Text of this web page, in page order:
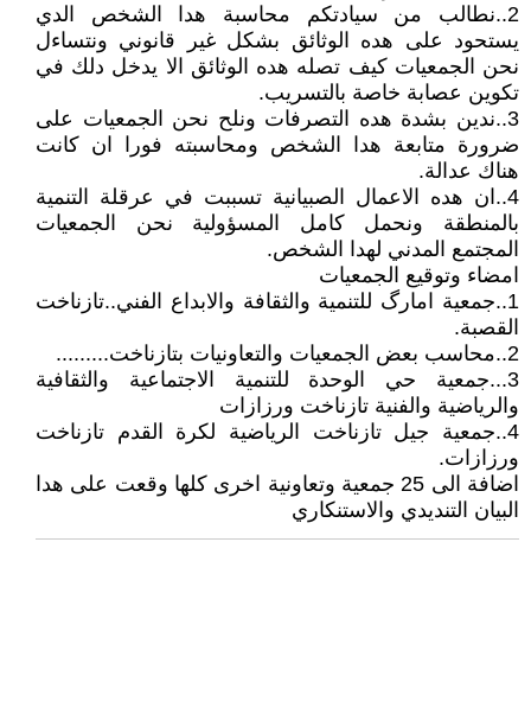
2..نطالب من سيادتكم محاسبة هدا الشخص الدي
يستحود على هده الوثائق بشكل غير قانوني ونتساءل
نحن الجمعيات كيف تصله هده الوثائق الا يدخل دلك في
تكوين عصابة خاصة بالتسريب.
3..ندين بشدة هده التصرفات ونلح نحن الجمعيات على
ضرورة متابعة هدا الشخص ومحاسبته فورا ان كانت
هناك عدالة.
4..ان هده الاعمال الصبيانية تسببت في عرقلة التنمية
بالمنطقة ونحمل كامل المسؤولية نحن الجمعيات
المجتمع المدني لهدا الشخص.
امضاء وتوقيع الجمعيات
1..جمعية امارگ للتنمية والثقافة والابداع الفني..تازناخت
القصبة.
2..محاسب بعض الجمعيات والتعاونيات بتازناخت.........
3...جمعية حي الوحدة للتنمية الاجتماعية والثقافية
والرياضية والفنية تازناخت ورزازات
4..جمعية جيل تازناخت الرياضية لكرة القدم تازناخت
ورزازات.
اضافة الى 25 جمعية وتعاونية اخرى كلها وقعت على هدا
البيان التنديدي والاستنكاري